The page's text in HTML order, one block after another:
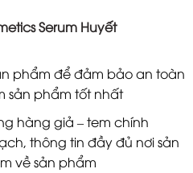
Serum Huyết
phẩm để đảm bảo an toàn
sản phẩm tốt nhất
hàng giả – tem chính
thông tin đầy đủ nơi sản
về sản phẩm